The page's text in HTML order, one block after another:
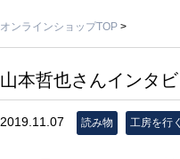
オンラインショップTOP >
山本哲也さんインタ
2019.11.07 読み物 工房を行く